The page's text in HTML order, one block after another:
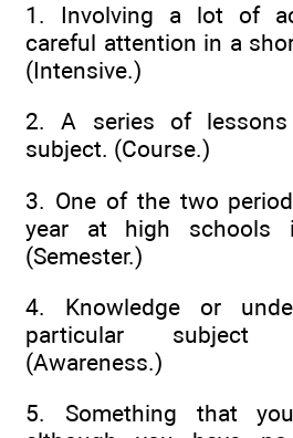
1. Involving a lot of
careful attention in a
(Intensive.)
2. A series of
subject. (Course.)
3. One of the two
year at high schools
(Semester.)
4. Knowledge or
particular subject
(Awareness.)
5. Something that